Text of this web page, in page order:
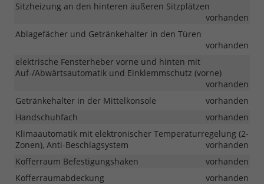
Sitzheizung an den hinteren äußeren Sitzplätzen
vorhanden
Ablagefächer und Getränkehalter in den Türen
vorhanden
elektrische Fensterheber vorne und hinten mit
Auf-/Abwärtsautomatik und Einklemmschutz (vorne)
vorhanden
Getränkehalter in der Mittelkonsole
vorhanden
Handschuhfach
vorhanden
Klimaautomatik mit elektronischer Temperaturregelung (2-
Zonen), Anti-Beschlagsystem
vorhanden
Kofferraum Befestigungshaken
vorhanden
Kofferraumabdeckung
vorhanden